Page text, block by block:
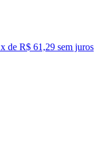
x de R$ 61,29 sem juros